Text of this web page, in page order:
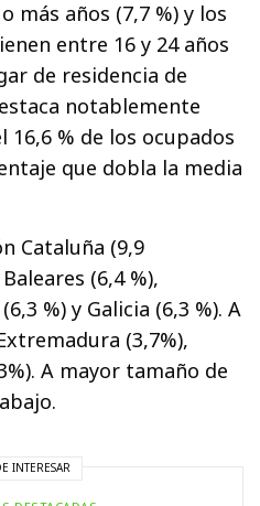
más años (7,7 %) y los
entre 16 y 24 años
de residencia de
notablemente
16,6 % de los ocupados
que dobla la media
Cataluña (9,9
(6,4 %),
%) y Galicia (6,3 %). A
(3,7%),
A mayor tamaño de
INTERESAR